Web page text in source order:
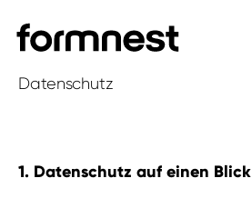
Datenschutz
1. Datenschutz auf einen Blick